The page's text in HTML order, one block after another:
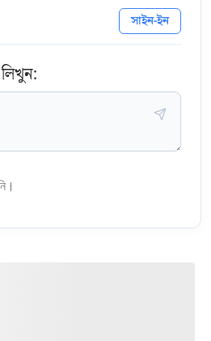
সাইন-ইন